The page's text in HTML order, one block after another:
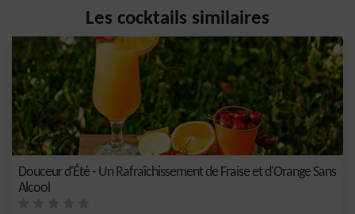
Les cocktails similaires
Douceur d'Été - Un Rafraîchissement de Fraise et d'Orange Sans
Alcool